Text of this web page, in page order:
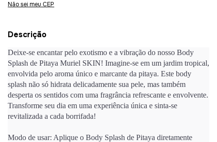
Não sei meu CEP
Descrição
Deixe-se encantar pelo exotismo e a vibração do nosso Body
Splash de Pitaya Muriel SKIN! Imagine-se em um jardim tropical,
envolvida pelo aroma único e marcante da pitaya. Este body
splash não só hidrata delicadamente sua pele, mas também
desperta os sentidos com uma fragrância refrescante e envolvente.
Transforme seu dia em uma experiência única e sinta-se
revitalizada a cada borrifada!
Modo de usar: Aplique o Body Splash de Pitaya diretamente